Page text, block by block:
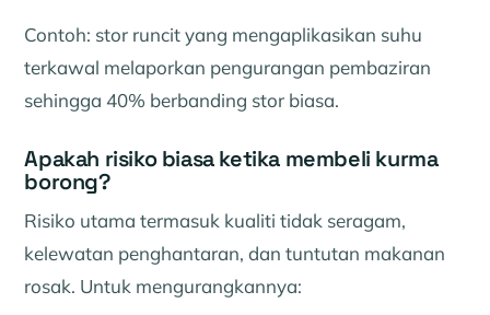
Contoh: stor runcit yang mengaplikasikan suhu
terkawal melaporkan pengurangan pembaziran
sehingga 40% berbanding stor biasa.
Apakah risiko biasa ketika membeli kurma
borong?
Risiko utama termasuk kualiti tidak seragam,
kelewatan penghantaran, dan tuntutan makanan
rosak. Untuk mengurangkannya: